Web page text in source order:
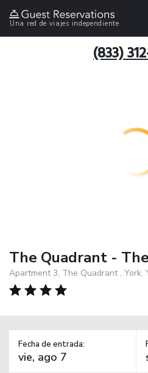
Una red de viajes independiente
(833)
The Quadrant -
Apartment 3, The Quadrant , York,
Fecha de entrada: